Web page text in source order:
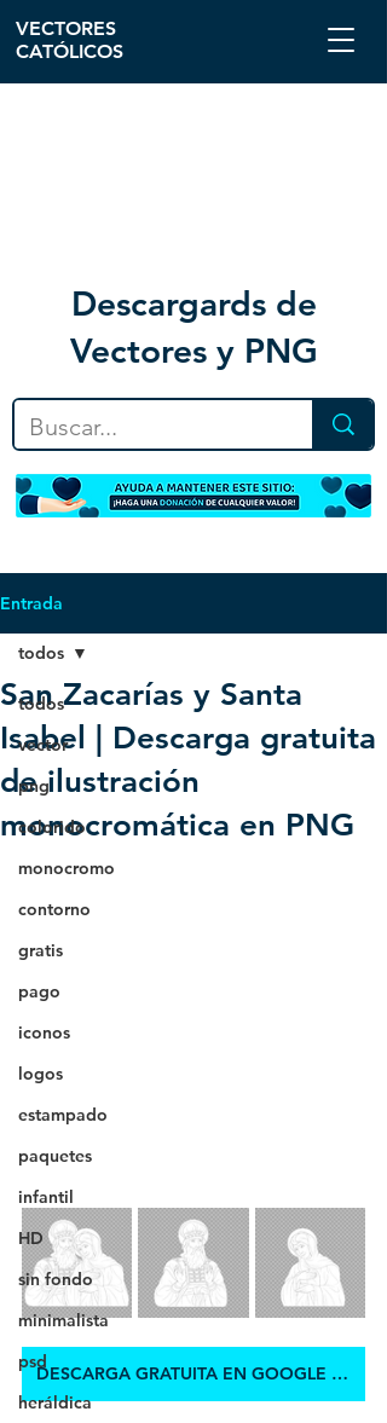
Descargards de
Vectores y PNG
VECTORES
CATÓLICOS
Entrada
todos
vector
png
colorido
monocromo
contorno
gratis
pago
iconos
logos
estampado
paquetes
infantil
HD
sin fondo
minimalista
psd
heráldica
todos
San Zacarías y Santa
Isabel | Descarga gratuita
de ilustración
monocromática en PNG
DESCARGA GRATUITA EN GOOGLE DRIVE